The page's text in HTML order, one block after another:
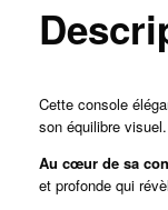
Cette console
son équilibre
Au cœur de sa
et profonde qui